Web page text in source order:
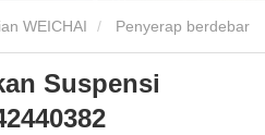
WEICHAI
Suspensi